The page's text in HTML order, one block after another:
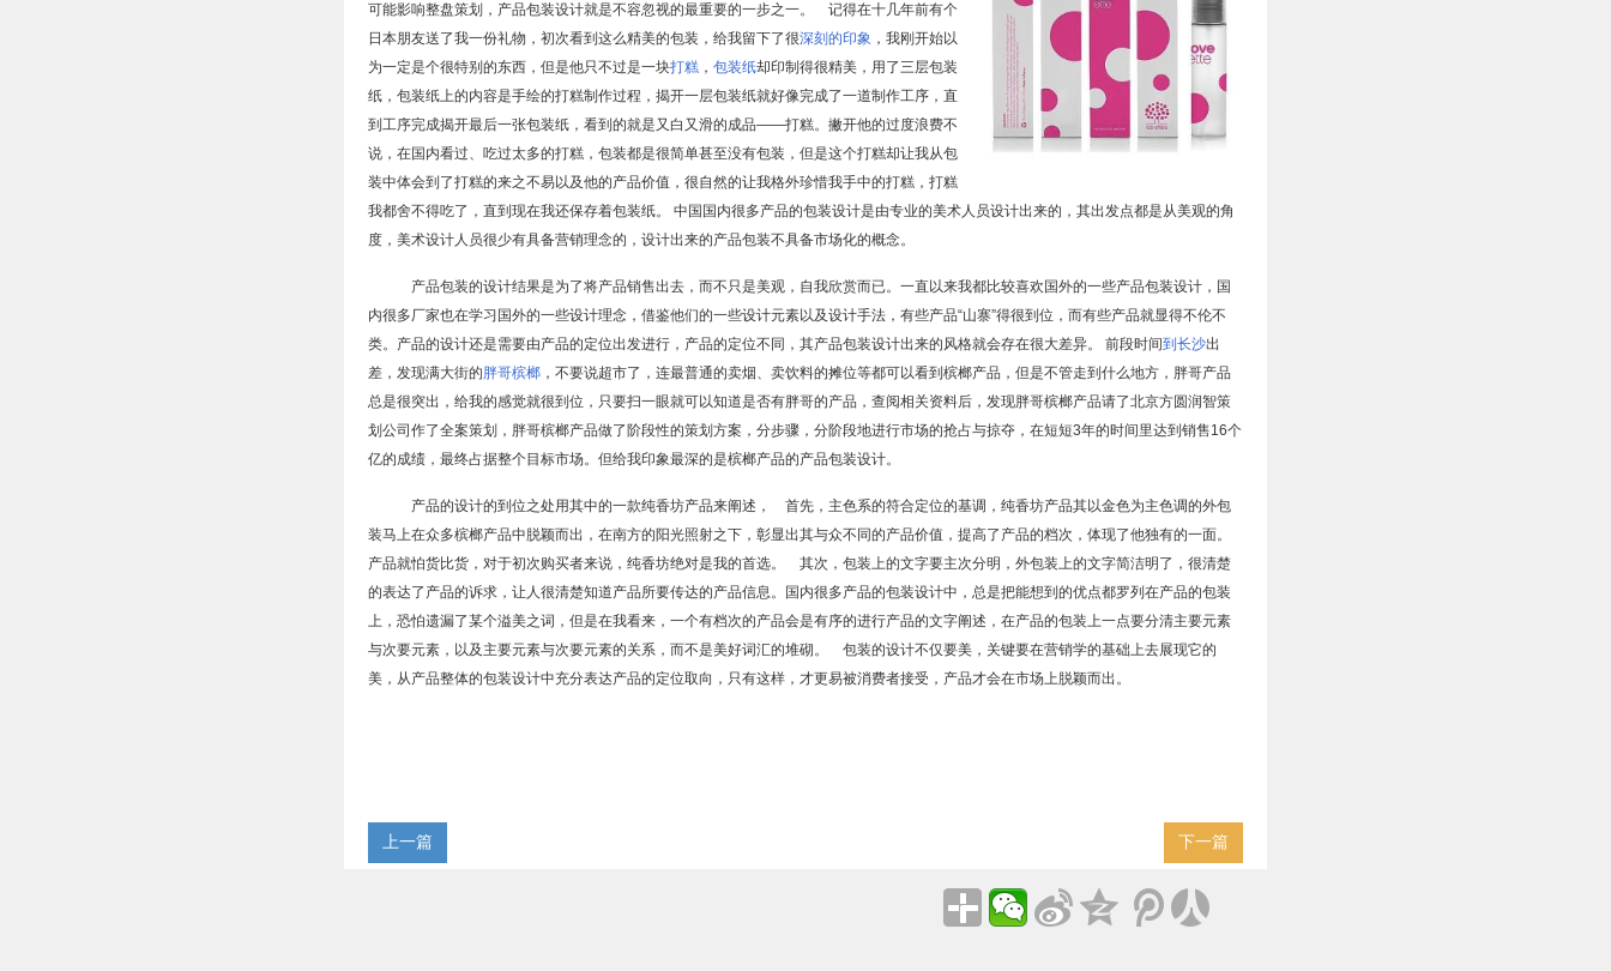
可能影响整盘策划，产品包装设计就是不容忽视的最重要的一步之一。 记得在十几年前有个
日本朋友送了我一份礼物，初次看到这么精美的包装，给我留下了很深刻的印象 ，我刚开始以
为一定是个很特别的东西，但是他只不过是一块打糕 ， 包装纸却印制得很精美，用了三层包装
纸，包装纸上的内容是手绘的打糕制作过程，揭开一层包装纸就好像完成了一道制作工序，直
到工序完成揭开最后一张包装纸，看到的就是又白又滑的成品——打糕。撇开他的过度浪费不
说，在国内看过、吃过太多的打糕，包装都是很简单甚至没有包装，但是这个打糕却让我从包
装中体会到了打糕的来之不易以及他的产品价值，很自然的让我格外珍惜我手中的打糕，打糕
我都舍不得吃了，直到现在我还保存着包装纸。 中国国内很多产品的包装设计是由专业的美术人员设计出来的，其出发点都是从美观的角
度，美术设计人员很少有具备营销理念的，设计出来的产品包装不具备市场化的概念。
产品包装的设计结果是为了将产品销售出去，而不只是美观，自我欣赏而已。一直以来我都比较喜欢国外的一些产品包装设计，国
内很多厂家也在学习国外的一些设计理念，借鉴他们的一些设计元素以及设计手法，有些产品“山寨”得很到位，而有些产品就显得不伦不
类。产品的设计还是需要由产品的定位出发进行，产品的定位不同，其产品包装设计出来的风格就会存在很大差异。 前段时间到长沙出
差，发现满大街的胖哥槟榔 ，不要说超市了，连最普通的卖烟、卖饮料的摊位等都可以看到槟榔产品，但是不管走到什么地方，胖哥产品
总是很突出，给我的感觉就很到位，只要扫一眼就可以知道是否有胖哥的产品，查阅相关资料后，发现胖哥槟榔产品请了北京方圆润智策
划公司作了全案策划，胖哥槟榔产品做了阶段性的策划方案，分步骤，分阶段地进行市场的抢占与掠夺，在短短3年的时间里达到销售16个
亿的成绩，最终占据整个目标市场。但给我印象最深的是槟榔产品的产品包装设计。
产品的设计的到位之处用其中的一款纯香坊产品来阐述， 首先，主色系的符合定位的基调，纯香坊产品其以金色为主色调的外包
装马上在众多槟榔产品中脱颖而出，在南方的阳光照射之下，彰显出其与众不同的产品价值，提高了产品的档次，体现了他独有的一面。
产品就怕货比货，对于初次购买者来说，纯香坊绝对是我的首选。 其次，包装上的文字要主次分明，外包装上的文字简洁明了，很清楚
的表达了产品的诉求，让人很清楚知道产品所要传达的产品信息。国内很多产品的包装设计中，总是把能想到的优点都罗列在产品的包装
上，恐怕遗漏了某个溢美之词，但是在我看来，一个有档次的产品会是有序的进行产品的文字阐述，在产品的包装上一点要分清主要元素
与次要元素，以及主要元素与次要元素的关系，而不是美好词汇的堆砌。 包装的设计不仅要美，关键要在营销学的基础上去展现它的
美，从产品整体的包装设计中充分表达产品的定位取向，只有这样，才更易被消费者接受，产品才会在市场上脱颖而出。
上一篇 下一篇